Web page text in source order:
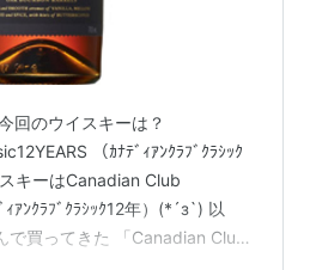
回のウイスキーは？
（ｶﾅﾃﾞｨｱﾝｸﾗﾌﾞｸﾗｼｯｸ
キーはCanadian Club
ｱﾝｸﾗﾌﾞｸﾗｼｯｸ12年）(*´з`) 以
で買ってきた 「Canadian Club